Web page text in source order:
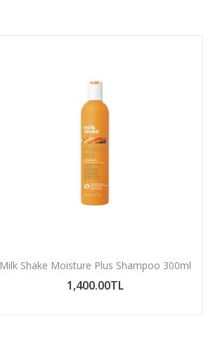
Milk Shake Moisture Plus Shampoo 300ml
1,400.00TL